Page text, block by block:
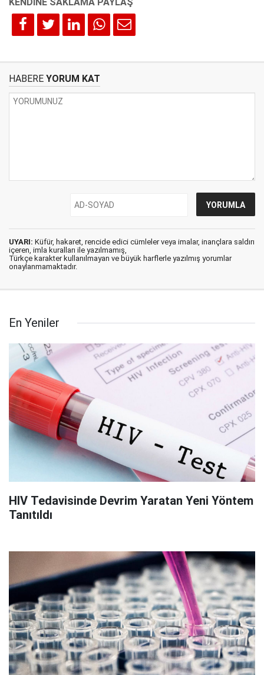
HABERE YORUM KAT
UYARI: Küfür, hakaret, rencide edici cümleler veya imalar, inançlara saldırı
içeren, imla kuralları ile yazılmamış,
Türkçe karakter kullanılmayan ve büyük harflerle yazılmış yorumlar
onaylanmamaktadır.
En Yeniler
HIV Tedavisinde Devrim Yaratan Yeni Yöntem
Tanıtıldı